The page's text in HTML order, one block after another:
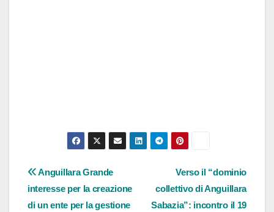
Navigazione
articoli
Verso il “dominio
collettivo di Anguillara
Sabazia”: incontro il 19
Anguillara Grande
interesse per la creazione
di un ente per la gestione